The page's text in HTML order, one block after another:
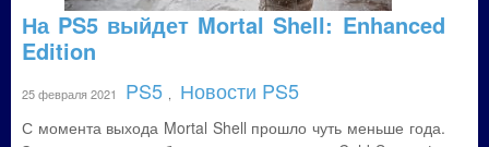
На PS5 выйдет Mortal Shell: Enhanced
Edition
25 февраля 2021 PS5 Новости PS5
С момента выхода Mortal Shell прошло чуть меньше года.